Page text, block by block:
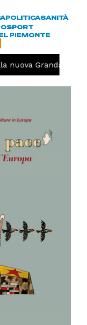
POLITICASANITÀ
SPORT
PIEMONTE
Granda Volley